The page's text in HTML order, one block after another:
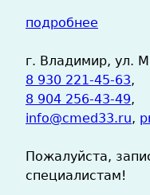
подробнее
г. Владимир, ул.
8 930 221-45-63,
8 904 256-43-49,
info@cmed33.ru,
Пожалуйста,
специалистам!